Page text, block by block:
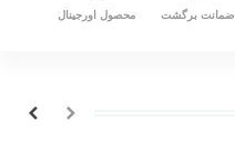
ضمانت برگشت محصول اورجینال